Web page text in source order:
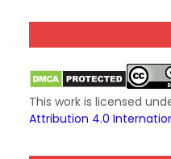
This work is licensed
Attribution 4.0